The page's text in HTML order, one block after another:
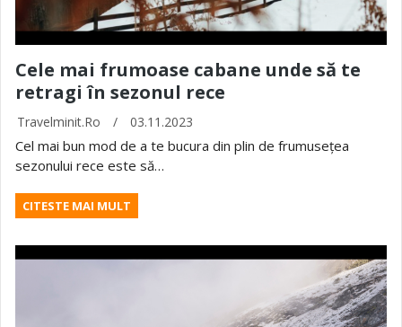
Cele mai frumoase cabane unde să te
retragi în sezonul rece
Travelminit.ro / 03.11.2023
Cel mai bun mod de a te bucura din plin de frumusețea
sezonului rece este să…
CITESTE MAI MULT